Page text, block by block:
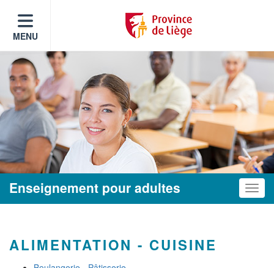
MENU
Enseignement pour adultes
ALIMENTATION - CUISINE